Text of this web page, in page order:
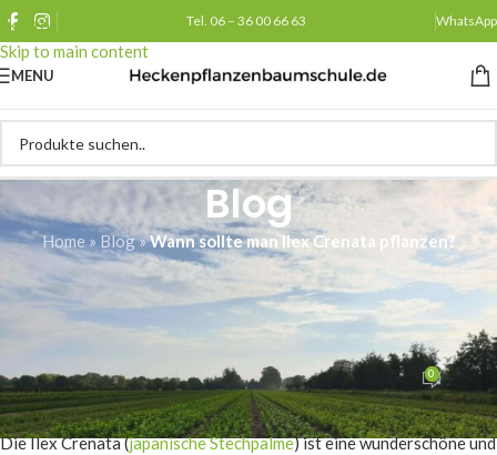
Skip to navigation
Skip to main content
Tel. 06 – 36 00 66 63 WhatsApp
MENU
Blog
Home » Blog»Wann sollte man Ilex Crenata pflanzen?
ANPFLANZEN
Wann sollte man Ilex Crenata
pflanzen?
Heckenpflanzenbaumschule.deAm 27/01/2026 0
Die Ilex Crenata (japanische Stechpalme) ist eine wunderschöne und